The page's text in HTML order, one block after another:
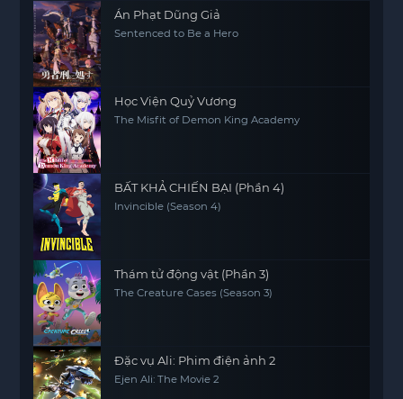
Án Phạt Dũng Giả
Sentenced to Be a Hero
Học Viện Quỷ Vương
The Misfit of Demon King Academy
BẤT KHẢ CHIẾN BẠI (Phần 4)
Invincible (Season 4)
Thám tử động vật (Phần 3)
The Creature Cases (Season 3)
Đặc vụ Ali: Phim điện ảnh 2
Ejen Ali: The Movie 2